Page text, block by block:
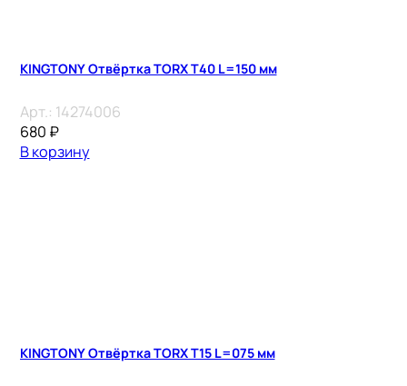
KINGTONY Отвёртка TORX T40 L=150 мм
Арт.: 14274006
680 ₽
В корзину
KINGTONY Отвёртка TORX Т15 L=075 мм